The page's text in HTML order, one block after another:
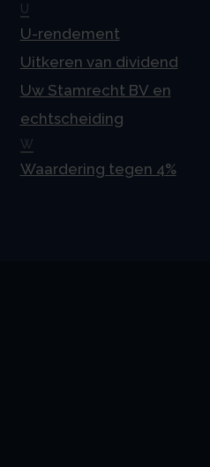
U
U-rendement
Uitkeren van dividend
Uw Stamrecht BV en
echtscheiding
W
Waardering tegen 4%